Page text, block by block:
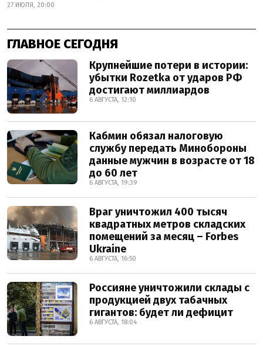
27 ИЮЛЯ, 20:00
ГЛАВНОЕ СЕГОДНЯ
Крупнейшие потери в истории:
убытки Rozetka от ударов РФ
достигают миллиардов
6 АВГУСТА, 12:10
Кабмин обязал налоговую
службу передать Минобороны
данные мужчин в возрасте от 18
до 60 лет
6 АВГУСТА, 19:39
Враг уничтожил 400 тысяч
квадратных метров складских
помещений за месяц – Forbes
Ukraine
6 АВГУСТА, 16:50
Россияне уничтожили склады с
продукцией двух табачных
гигантов: будет ли дефицит
6 АВГУСТА, 18:04